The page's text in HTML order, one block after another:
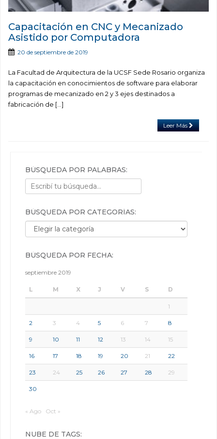
Capacitación en CNC y Mecanizado
Asistido por Computadora
20 de septiembre de 2019
La Facultad de Arquitectura de la UCSF Sede Rosario organiza
la capacitación en conocimientos de software para elaborar
programas de mecanizado en 2 y 3 ejes destinados a
fabricación de […]
Leer Más
BÚSQUEDA POR PALABRAS:
BÚSQUEDA POR CATEGORÍAS:
Búsqueda por categorías:
BÚSQUEDA POR FECHA:
septiembre 2019
L M X J V S D
1
2 3 4 5 6 7 8
9 10 11 12 13 14 15
16 17 18 19 20 21 22
23 24 25 26 27 28 29
30
« Ago Oct »
NUBE DE TAGS: